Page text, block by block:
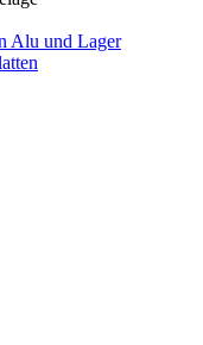
Alu und Lager